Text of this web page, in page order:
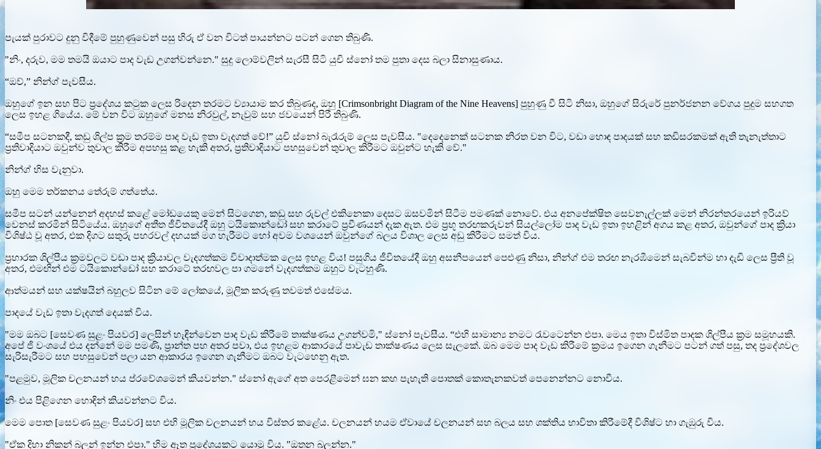
පැයක් පුරාවට දුනු විදීමේ පුහුණුවෙන් පසු හිරු ඒ වන විටත් පායන්නට පටන් ගෙන තිබුණි.
"නිං, දරුව, මම තමයි ඔයාට පාද වැඩ උගන්වන්නෙ." සුදු ලොම්වලින් සැරසී සිටි යුචි ස්නෝ තම පුතා දෙස බලා සිනාසුණාය.
“ඔව්,” නින්ග් පැවසීය.
ඔහුගේ ඉන සහ පිට ප්‍රදේශය කටුක ලෙස රිදෙන තරමට ව්‍යායාම කර තිබුණද, ඔහු [Crimsonbright Diagram of the Nine Heavens] පුහුණු වී සිටි නිසා, ඔහුගේ සිරුරේ පුනර්ජනන වේගය පුදුම සහගත
ලෙස ඉහළ ගියේය. මේ වන විට ඔහුගේ මනස නිරවුල්, නැවුම් සහ ජවයෙන් පිරී තිබුණි.
“සමීප සටනකදී, කඩු ශිල්ප ක්‍රම තරම්ම පාද වැඩ ඉතා වැදගත් වේ!” යුචි ස්නෝ බැරෑරුම් ලෙස පැවසීය. "දෙදෙනෙක් සටනක නිරත වන විට, වඩා හොඳ පාදයක් සහ කඩිසරකමක් ඇති තැනැත්තාට
ප්‍රතිවාදියාට ඔවුන්ව තුවාල කිරීම අපහසු කළ හැකි අතර, ප්‍රතිවාදියාට පහසුවෙන් තුවාල කිරීමට ඔවුන්ට හැකි වේ."
නින්ග් හිස වැනුවා.
ඔහු මෙම තර්කනය තේරුම් ගත්තේය.
සමීප සටන් යන්නෙන් අදහස් කළේ මෝඩයෙකු මෙන් සිටගෙන, කඩු සහ රුවල් එකිනෙකා දෙසට ඔසවමින් සිටීම පමණක් නොවේ. එය අනපේක්ෂිත සෙවනැල්ලක් මෙන් නිරන්තරයෙන් ඉරියව්
වෙනස් කරමින් සිටියේය. ඔහුගේ අතීත ජීවිතයේදී ඔහු ටයිකොන්ඩෝ සහ කරාටේ ප්‍රවීණයන් දැක ඇත. එම ප්‍රභූ තරඟකරුවන් සියල්ලෝම පාද වැඩ ඉතා ඉහළින් අගය කළ අතර, ඔවුන්ගේ පාද ක්‍රියා
විශිෂ්ඨ වූ අතර, එක දිගට සතුරු පහරවල් දහයක් මග හැරීමට හෝ අවම වශයෙන් ඔවුන්ගේ බලය විශාල ලෙස අඩු කිරීමට සමත් විය.
ප්‍රහාරක ශිල්පීය ක්‍රමවලට වඩා පාද ක්‍රියාවල වැදගත්කම විවාදාත්මක ලෙස ඉහළ විය! පසුගිය ජීවිතයේදී ඔහු අසනීපයෙන් පෙළුණු නිසා, නින්ග් එම තරඟ නැරඹීමෙන් සැබවින්ම හා දැඩි ලෙස ප්‍රීති වූ
අතර, එමඟින් එම ටයිකොන්ඩෝ සහ කරාටේ තරඟවල පා ගමනේ වැදගත්කම ඔහුට වැටහුණි.
ආත්මයන් සහ යක්ෂයින් බහුලව සිටින මේ ලෝකයේ, මූලික කරුණු තවමත් එසේමය.
පාදයේ වැඩ ඉතා වැදගත් දෙයක් විය.
"මම ඔබට [සෙවණ සුළං පියවර] ලෙසින් හැඳින්වෙන පාද වැඩ කිරීමේ තාක්ෂණය උගන්වමි," ස්නෝ පැවසීය. “එහි සාමාන්‍ය නමට රැවටෙන්න එපා. මෙය ඉතා විස්මිත පාදක ශිල්පීය ක්‍රම සමූහයකි.
අපේ ජි වංශයේ එය දන්නේ මම පමණි, ප්‍රාන්ත පහ අතර පවා, එය ඉහළම ආකාරයේ පාවැඩ තාක්ෂණය ලෙස සැලකේ. ඔබ මෙම පාද වැඩ කිරීමේ ක්‍රමය ඉගෙන ගැනීමට පටන් ගත් පසු, තද ප්‍රදේශවල
සැරිසැරීමට සහ පහසුවෙන් පලා යන ආකාරය ඉගෙන ගැනීමට ඔබට වැටහෙනු ඇත.
"පළමුව, මූලික චලනයන් හය ප්රවේශමෙන් කියවන්න." ස්නෝ ඇගේ අත පෙරළීමෙන් ඝන කහ පැහැති පොතක් කොතැනකවත් පෙනෙන්නට නොවීය.
නිං එය පිළිගෙන හොඳින් කියවන්නට විය.
මෙම පොත [සෙවණ සුළං පියවර] සහ එහි මූලික චලනයන් හය විස්තර කළේය. චලනයන් හයම ඒවායේ චලනයන් සහ බලය සහ ශක්තිය භාවිතා කිරීමේදී විශිෂ්ට හා ගැඹුරු විය.
"ඒක දිහා නිකන් බලන් ඉන්න එපා." හිම ඈත ප්‍රදේශයකට යොමු විය. "ඔතන බලන්න."